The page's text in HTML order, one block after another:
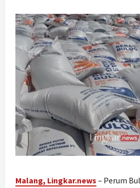
Malang, Lingkar.news – Perum